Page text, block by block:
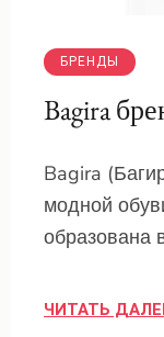
БРЕНДЫ
Bagira
Bagira
модной
образована
ЧИТАТЬ